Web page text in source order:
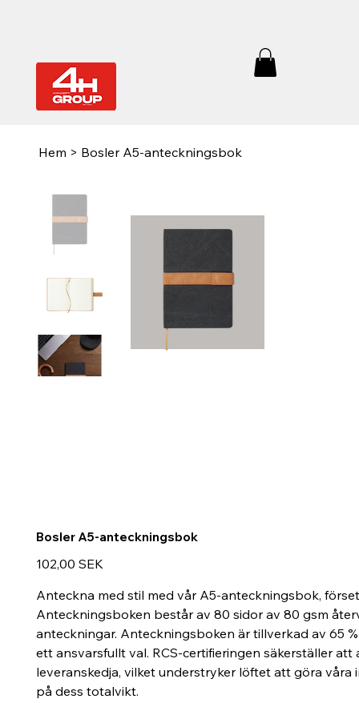
Hem > Bosler A5-anteckningsbok
Bosler A5-anteckningsbok
Preis
102,00 SEK
Anteckna med stil med vår A5-anteckningsbok,
Anteckningsboken består av 80 sidor av 80 gsm
anteckningar. Anteckningsboken är tillverkad av 65
ett ansvarsfullt val. RCS-certifieringen säkerställer
leveranskedja, vilket understryker löftet att göra
på dess totalvikt.